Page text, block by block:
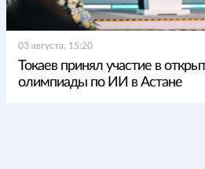
03 августа, 15:20
Токаев принял участие в
олимпиады по ИИ в Астане